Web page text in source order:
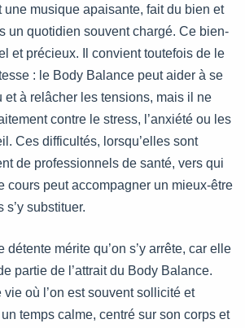
une musique apaisante, fait du bien et
un quotidien souvent chargé. Ce bien-
et précieux. Il convient toutefois de le
: le Body Balance peut aider à se
et à relâcher les tensions, mais il ne
contre le stress, l’anxiété ou les
Ces difficultés, lorsqu’elles sont
de professionnels de santé, vers qui
cours peut accompagner un mieux-être
substituer.
mérite qu’on s’y arrête, car elle
partie de l’attrait du Body Balance.
vie où l’on est souvent sollicité et
temps calme, centré sur son corps et